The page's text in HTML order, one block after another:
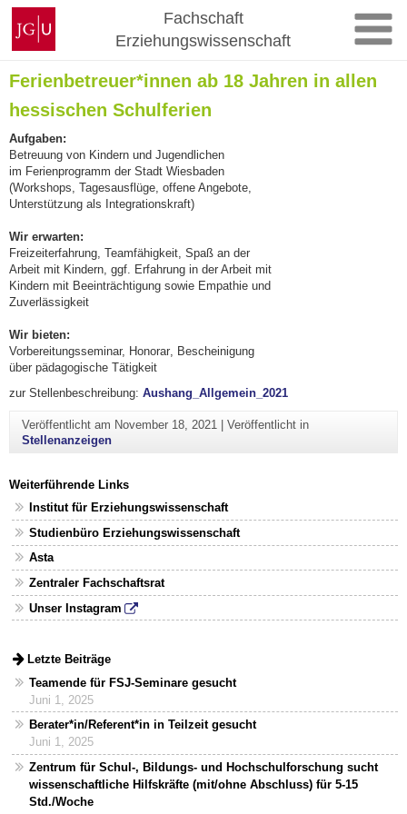
Zum
Inhalt
springen
Johannes
Gutenberg-
Universität
Mainz
Fachschaft
Erziehungswissenschaft
Ferienbetreuer*innen ab 18 Jahren in allen
hessischen Schulferien
Aufgaben:
Betreuung von Kindern und Jugendlichen
im Ferienprogramm der Stadt Wiesbaden
(Workshops, Tagesausflüge , offene Angebote
Unterstützung als Integrationskraft)
Wir erwarten:
Freizeiterfahrung, Teamfähigkeit, Spaß an der
Arbeit mit Kindern ggf. Erfahrung in der Arbeit mit
Kindern mit Beeinträchtigung sowie Empathie und
Zuverlässigkeit
Wir bieten:
Vorbereitungsseminar, Honorar Bescheinigung
über pädagogische Tätigkeit
zur Stellenbeschreibung: Aushang_Allgemein_2021
Veröffentlicht am November 18, 2021
Veröffentlicht in
Stellenanzeigen
Weiterführende Links
Institut für Erziehungswissenschaft
Studienbüro Erziehungswissenschaft
Asta
Zentraler Fachschaftsrat
Unser Instagram
Letzte Beiträge
Teamende für FSJ-Seminare gesucht
Juni 1, 2025
Berater*in/Referent*in in Teilzeit gesucht
Juni 1, 2025
Zentrum für Schul-, Bildungs- und Hochschulforschung sucht
wissenschaftliche Hilfskräfte (mit/ohne Abschluss) für 5-15
Std./Woche